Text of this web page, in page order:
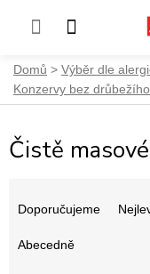
Přejít
obsah
Domů Výběr dle
Konzervy bez
Čistě
Doporučujeme
Abecedně